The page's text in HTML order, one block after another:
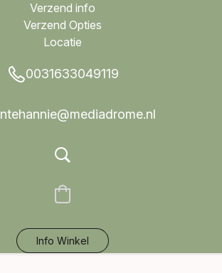
Verzend info
Verzend Opties
Locatie
0031633049119
Info Winkel